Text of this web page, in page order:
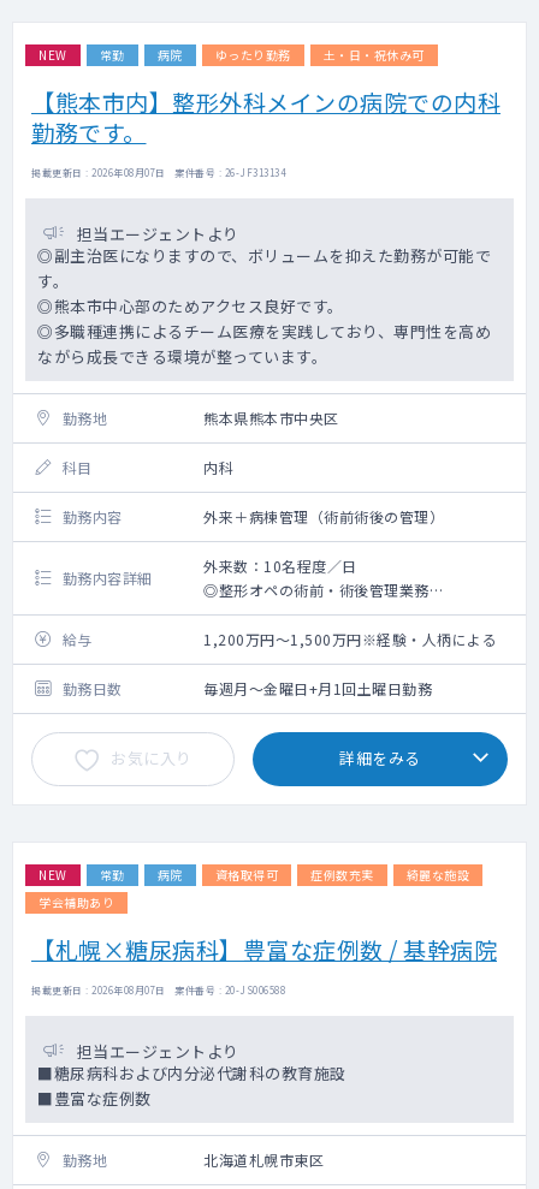
NEW 常勤 病院 ゆったり勤務 土・日・祝休み可
【熊本市内】整形外科メインの病院での内科
勤務です。
掲載更新日 : 2026年08月07日 案件番号 : 26-JF313134
担当エージェントより
◎副主治医になりますので、ボリュームを抑えた勤務が可能で
す。
◎熊本市中心部のためアクセス良好です。
◎多職種連携によるチーム医療を実践しており、専門性を高め
ながら成長できる環境が整っています。
勤務地 熊本県熊本市中央区
科目 内科
勤務内容 外来＋病棟管理（術前術後の管理）
勤務内容詳細
外来数：10名程度／日
◎整形オペの術前・術後管理業務
◎一般内科外来の対応
◎血糖コントロールなどが主です。
給与 1,200万円～1,500万円※経験・人柄による
勤務日数 毎週月～金曜日+月1回土曜日勤務
お気に入り 詳細をみる
NEW 常勤 病院 資格取得可 症例数充実
綺麗な施設
学会補助あり
【札幌×糖尿病科】豊富な症例数 / 基幹病院
掲載更新日 : 2026年08月07日 案件番号 : 20-JS006588
担当エージェントより
■糖尿病科および内分泌代謝科の教育施設
■豊富な症例数
勤務地 北海道札幌市東区